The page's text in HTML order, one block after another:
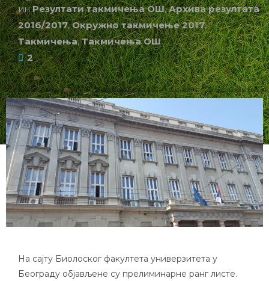
ин Резултати такмичења ОШ,Архива резултата
2016/2017,Окружно такмичење 2017,
Такмичења,Такмичења ОШ
2
На сајту Биолоског факултета универзитета у
Београду објављене су прелиминарне ранг листе.